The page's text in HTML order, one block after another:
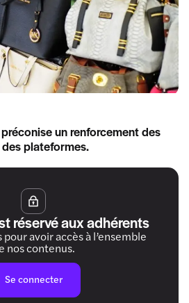
un renforcement des
plateformes.
réservé aux adhérents
avoir accès à l’ensemble
nos contenus.
Se connecter